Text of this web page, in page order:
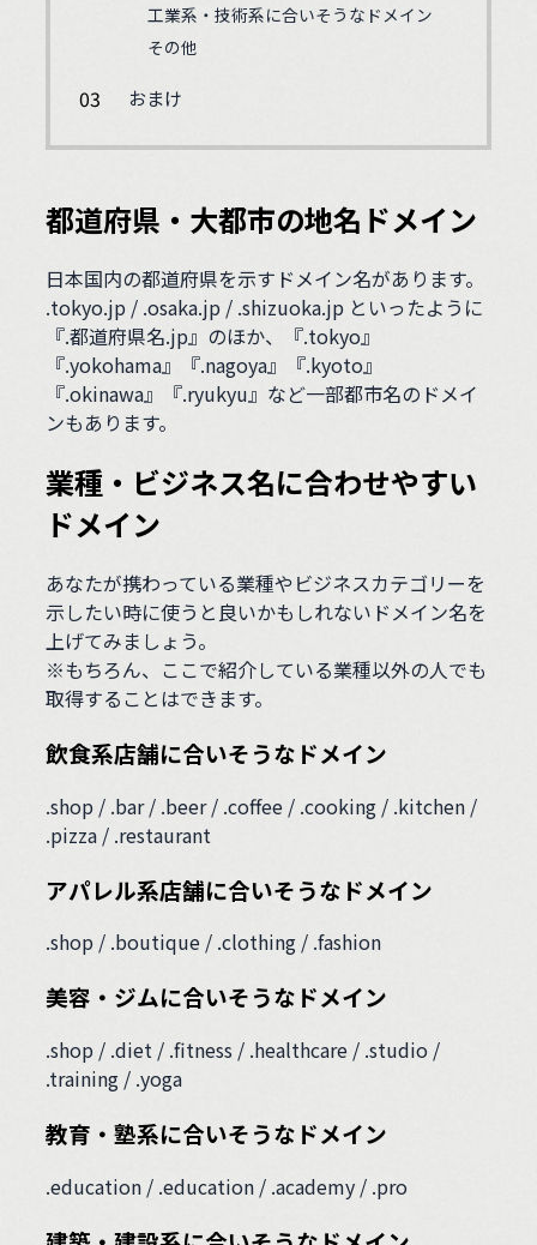
工業系・技術系に合いそうなドメイン
その他
おまけ
都道府県・大都市の地名ドメイン
日本国内の都道府県を示すドメイン名があります。
.tokyo.jp / .osaka.jp / .shizuoka.jp といったように
『.都道府県名.jp』のほか、『.tokyo』
『.yokohama』『.nagoya』『.kyoto』
『.okinawa』『.ryukyu』など一部都市名のドメイ
ンもあります。
業種・ビジネス名に合わせやすい
ドメイン
あなたが携わっている業種やビジネスカテゴリーを
示したい時に使うと良いかもしれないドメイン名を
上げてみましょう。
※もちろん、ここで紹介している業種以外の人でも
取得することはできます。
飲食系店舗に合いそうなドメイン
.shop / .bar / .beer / .coffee / .cooking / .kitchen /
.pizza / .restaurant
アパレル系店舗に合いそうなドメイン
.shop / .boutique / .clothing / .fashion
美容・ジムに合いそうなドメイン
.shop / .diet / .fitness / .healthcare / .studio /
.training / .yoga
教育・塾系に合いそうなドメイン
.education / .education / .academy / .pro